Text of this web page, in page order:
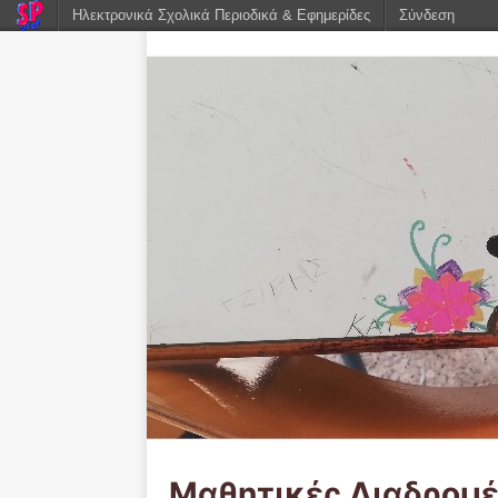
Ηλεκτρονικά Σχολικά Περιοδικά & Εφημερίδες Σύνδεση